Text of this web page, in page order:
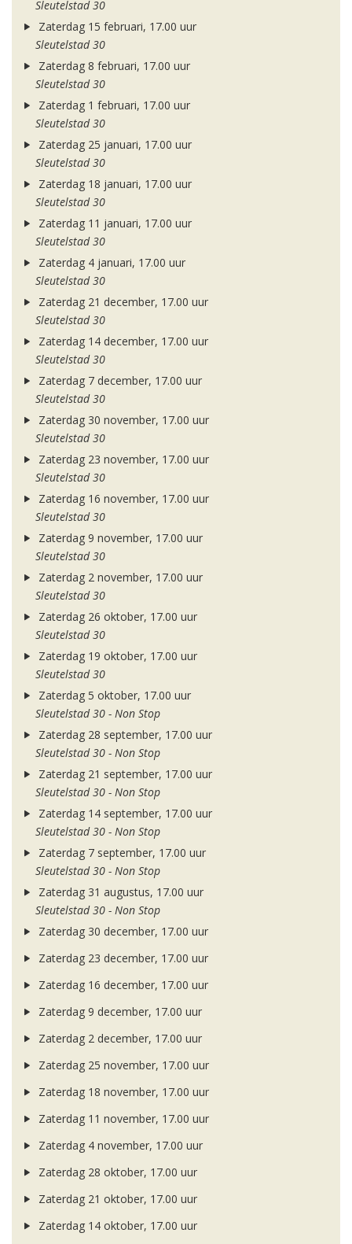
Sleutelstad 30
Zaterdag 15 februari, 17.00 uur
Sleutelstad 30
Zaterdag 8 februari, 17.00 uur
Sleutelstad 30
Zaterdag 1 februari, 17.00 uur
Sleutelstad 30
Zaterdag 25 januari, 17.00 uur
Sleutelstad 30
Zaterdag 18 januari, 17.00 uur
Sleutelstad 30
Zaterdag 11 januari, 17.00 uur
Sleutelstad 30
Zaterdag 4 januari, 17.00 uur
Sleutelstad 30
Zaterdag 21 december, 17.00 uur
Sleutelstad 30
Zaterdag 14 december, 17.00 uur
Sleutelstad 30
Zaterdag 7 december, 17.00 uur
Sleutelstad 30
Zaterdag 30 november, 17.00 uur
Sleutelstad 30
Zaterdag 23 november, 17.00 uur
Sleutelstad 30
Zaterdag 16 november, 17.00 uur
Sleutelstad 30
Zaterdag 9 november, 17.00 uur
Sleutelstad 30
Zaterdag 2 november, 17.00 uur
Sleutelstad 30
Zaterdag 26 oktober, 17.00 uur
Sleutelstad 30
Zaterdag 19 oktober, 17.00 uur
Sleutelstad 30
Zaterdag 5 oktober, 17.00 uur
Sleutelstad 30 - Non Stop
Zaterdag 28 september, 17.00 uur
Sleutelstad 30 - Non Stop
Zaterdag 21 september, 17.00 uur
Sleutelstad 30 - Non Stop
Zaterdag 14 september, 17.00 uur
Sleutelstad 30 - Non Stop
Zaterdag 7 september, 17.00 uur
Sleutelstad 30 - Non Stop
Zaterdag 31 augustus, 17.00 uur
Sleutelstad 30 - Non Stop
Zaterdag 30 december, 17.00 uur
Zaterdag 23 december, 17.00 uur
Zaterdag 16 december, 17.00 uur
Zaterdag 9 december, 17.00 uur
Zaterdag 2 december, 17.00 uur
Zaterdag 25 november, 17.00 uur
Zaterdag 18 november, 17.00 uur
Zaterdag 11 november, 17.00 uur
Zaterdag 4 november, 17.00 uur
Zaterdag 28 oktober, 17.00 uur
Zaterdag 21 oktober, 17.00 uur
Zaterdag 14 oktober, 17.00 uur